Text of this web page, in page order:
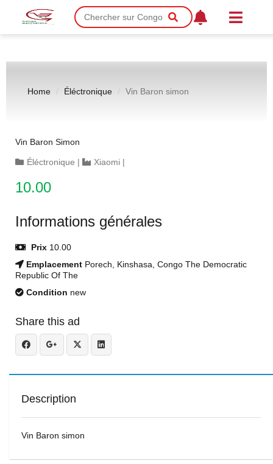
Home Éléctronique Vin Baron simon
Vin Baron Simon
Éléctronique | Xiaomi |
10.00
Informations générales
Prix 10.00
Emplacement Porech, Kinshasa, Congo The Democratic
Republic Of The
Condition new
Share this ad
Description
Vin Baron simon